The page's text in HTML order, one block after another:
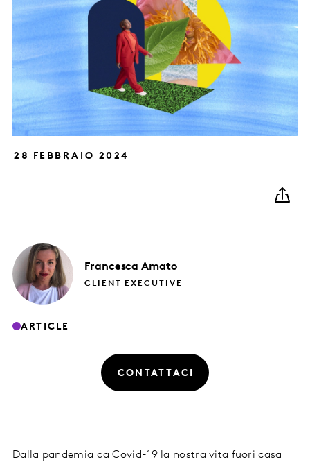
28 FEBBRAIO 2024
Francesca Amato
CLIENT EXECUTIVE
ARTICLE
CONTATTACI
Dalla pandemia da Covid-19 la nostra vita fuori casa